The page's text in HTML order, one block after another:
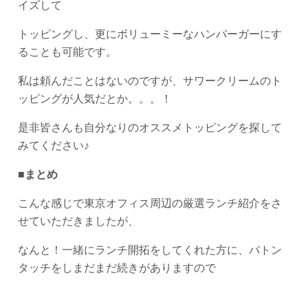
イズして
トッピングし、更にボリューミーなハンバーガーにす
ることも可能です。
私は頼んだことはないのですが、サワークリームのト
ッピングが人気だとか。。。！
是非皆さんも自分なりのオススメトッピングを探して
みてください♪
■ まとめ
こんな感じで東京オフィス周辺の厳選ランチ紹介をさ
せていただきましたが、
なんと！一緒にランチ開拓をしてくれた方に、バトン
タッチをしまだまだ続きがありますので